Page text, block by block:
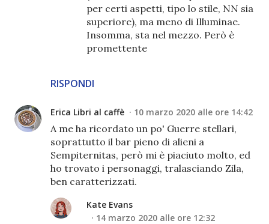
RISPONDI
per certi aspetti, tipo lo stile, NN sia
superiore), ma meno di Illuminae.
Insomma, sta nel mezzo. Però è
promettente
Erica Libri al caffè 10 marzo 2020 alle ore 14:42
A me ha ricordato un po' Guerre stellari,
soprattutto il bar pieno di alieni a
Sempiternitas, però mi è piaciuto molto, ed
ho trovato i personaggi, tralasciando Zila,
ben caratterizzati.
Kate Evans
14 marzo 2020 alle ore 12:32